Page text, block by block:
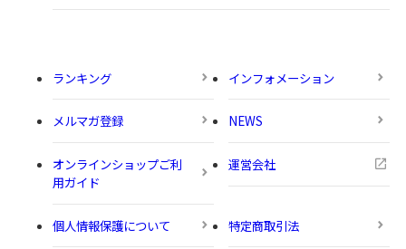
ランキング インフォメーション
メルマガ登録 NEWS
オンラインショップご利
用ガイド
運営会社
個人情報保護について 特定商取引法